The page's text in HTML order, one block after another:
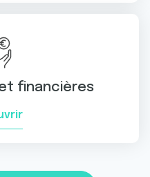
financières